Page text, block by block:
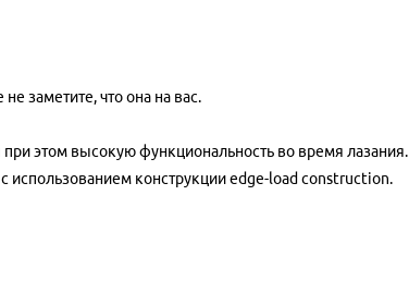
заметите, что она на вас.
этом высокую функциональность во время лазания.
использованием конструкции edge-load construction.